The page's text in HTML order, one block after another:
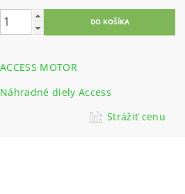
ACCESS MOTOR
Náhradné diely Access
Strážiť cenu